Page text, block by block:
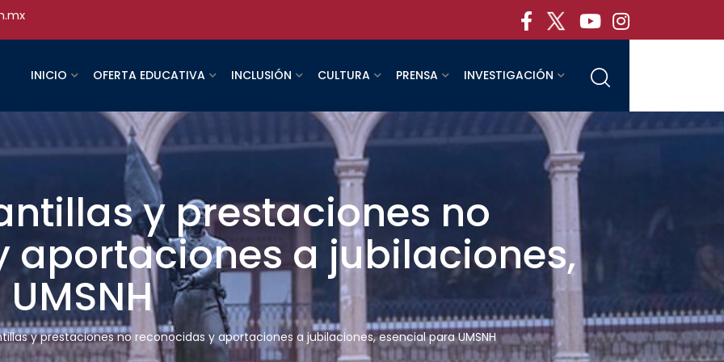
INICIO OFERTA EDUCATIVA INCLUSIÓN CULTURA PRENSA INVESTIGACIÓN
y prestaciones no
aportaciones a jubilaciones,
y prestaciones no reconocidas y aportaciones a jubilaciones, esencial para UMSNH